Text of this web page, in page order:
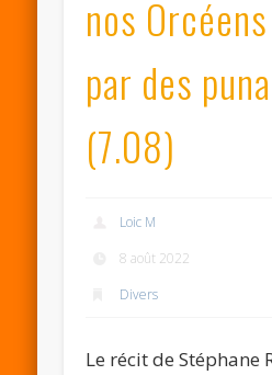
nos
par des
(7.08)
Loic M
8 août 2022
Divers
Le récit de Stéphane